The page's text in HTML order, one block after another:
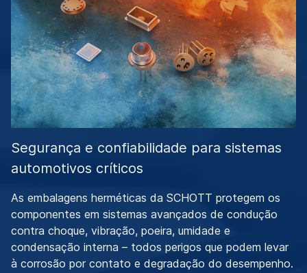
Segurança e confiabilidade para sistemas
automotivos críticos
As embalagens herméticas da SCHOTT protegem os
componentes em sistemas avançados de condução
contra choque, vibração, poeira, umidade e
condensação interna – todos perigos que podem levar
à corrosão por contato e degradação do desempenho.